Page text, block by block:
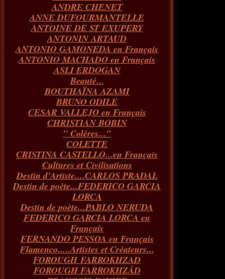
Janvier(60)
Février(68)
Janvier(86)
Mars(65)
Février(70)
Janvier(66)
Avril(76)
Mars(66)
Février(67)
Janvier(73)
Mai(82)
Avril(62)
Mars(66)
Février(55)
Janvier(43)
Juin(84)
Mai(89)
Avril(59)
Mars(73)
Février(54)
Janvier(51)
Juillet(72)
Juin(65)
Mai(97)
Avril(73)
Mars(100)
Février(146)
Janvier(124)
Août(40)
Juillet(31)
Juin(26)
ANDRE CHENET
ANNE DUFOURMANTELLE
ANTOINE DE ST EXUPERY
ANTONIN ARTAUD
ANTONIO GAMONEDA en Français
ANTONIO MACHADO en Français
ASLI ERDOGAN
Beauté...
BOUTHAÏNA AZAMI
BRUNO ODILE
CESAR VALLEJO en Français
CHRISTIAN BOBIN
" Colères..."
COLETTE
CRISTINA CASTELLO...en Français
Cultures et Civilisations
Destin d'Artiste....CARLOS PRADAL
Destin de poète...FEDERICO GARCIA
LORCA
Destin de poète...PABLO NERUDA
FEDERICO GARCIA LORCA en
Français
FERNANDO PESSOA en Français
Flamenco.....Artistes et Créateurs...
FOROUGH FARROKHZAD
FOROUGH FARROKHZÂD